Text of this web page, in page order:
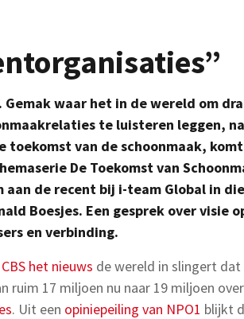
Gemak waar het in de wereld om
te luisteren leggen,
toekomst van de schoonmaak,
De Toekomst van
aan de recent bij i-team Global in
Boesjes. Een gesprek over visie
en verbinding.
CBS het nieuws de wereld in slingert dat
ruim 17 miljoen nu naar 19 miljoen
. Uit een opiniepeiling van NPO1 blijkt